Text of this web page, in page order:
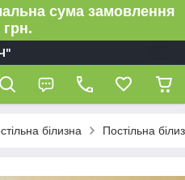
сума замовлення
грн.
білизна Постільна